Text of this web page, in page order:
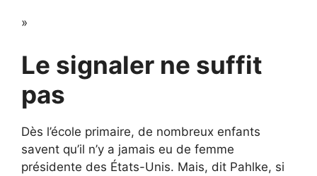
»
Le signaler ne suffit
pas
Dès l’école primaire, de nombreux enfants
savent qu’il n’y a jamais eu de femme
présidente des États-Unis. Mais, dit Pahlke, si